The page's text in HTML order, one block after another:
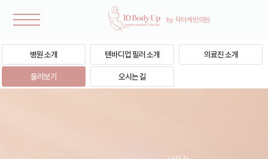
병원 소개 텐바디업 필러 소개 의료진 소개
둘러보기 오시는 길